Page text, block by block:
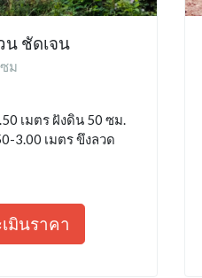
น ชัดเจน
ม
เมตร ฝังดิน 50 ซม.
3.00 เมตร ขึงลวด
มินราคา